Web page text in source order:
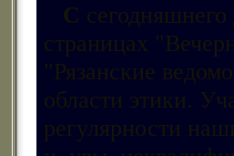
С
страницах
"Рязанские
области этики.
регулярности